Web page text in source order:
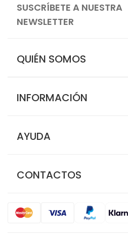
SUSCRÍBETE A NUESTRA
NEWSLETTER
QUIÉN SOMOS
INFORMACIÓN
AYUDA
CONTACTOS